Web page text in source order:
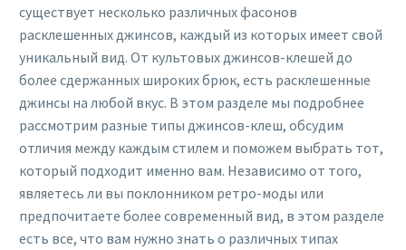
существует несколько различных фасонов
расклешенных джинсов, каждый из которых имеет свой
уникальный вид. От культовых джинсов-клешей до
более сдержанных широких брюк, есть расклешенные
джинсы на любой вкус. В этом разделе мы подробнее
рассмотрим разные типы джинсов-клеш, обсудим
отличия между каждым стилем и поможем выбрать тот,
который подходит именно вам. Независимо от того,
являетесь ли вы поклонником ретро-моды или
предпочитаете более современный вид, в этом разделе
есть все, что вам нужно знать о различных типах